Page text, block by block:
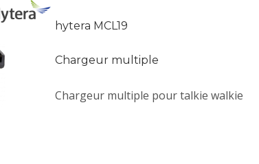
hytera MCL19
Chargeur multiple
Chargeur multiple pour talkie walkie